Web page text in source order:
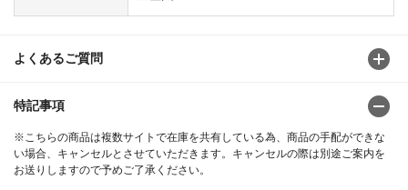
よくあるご質問
特記事項
※こちらの商品は複数サイトで在庫を共有している為、商品の手配ができな
い場合、キャンセルとさせていただきます。キャンセルの際は別途ご案内を
お送りしますので予めご了承ください。